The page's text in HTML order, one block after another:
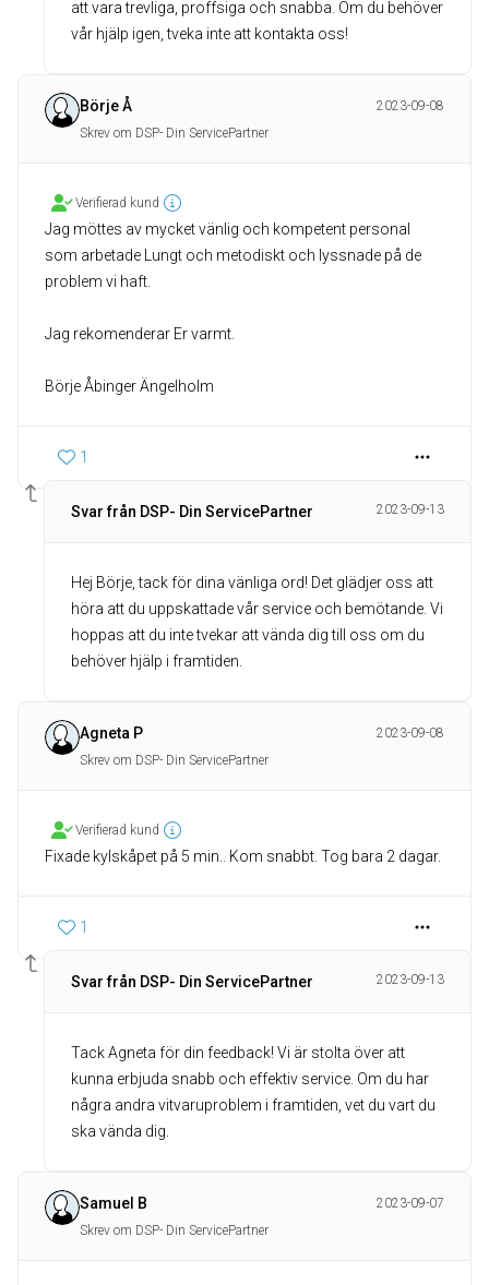
att vara trevliga, proffsiga och snabba. Om du behöver
vår hjälp igen, tveka inte att kontakta oss!
Börje Å
2023-09-08
Skrev om DSP- Din ServicePartner
Verifierad kund
Jag möttes av mycket vänlig och kompetent personal
som arbetade Lungt och metodiskt och lyssnade på de
problem vi haft.
Jag rekomenderar Er varmt.
Börje Åbinger Ängelholm
1
Svar från DSP- Din ServicePartner 2023-09-13
Hej Börje, tack för dina vänliga ord! Det glädjer oss att
höra att du uppskattade vår service och bemötande. Vi
hoppas att du inte tvekar att vända dig till oss om du
behöver hjälp i framtiden.
Agneta P
2023-09-08
Skrev om DSP- Din ServicePartner
Verifierad kund
Fixade kylskåpet på 5 min.. Kom snabbt. Tog bara 2 dagar.
1
Svar från DSP- Din ServicePartner 2023-09-13
Tack Agneta för din feedback! Vi är stolta över att
kunna erbjuda snabb och effektiv service. Om du har
några andra vitvaruproblem i framtiden, vet du vart du
ska vända dig.
Samuel B
2023-09-07
Skrev om DSP- Din ServicePartner